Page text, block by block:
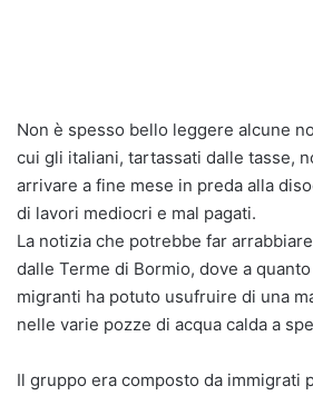
Non è spesso bello leggere alcune
cui gli italiani, tartassati dalle tasse,
arrivare a fine mese in preda alla
di lavori mediocri e mal pagati.
La notizia che potrebbe far
dalle Terme di Bormio, dove a
migranti ha potuto usufruire di una
nelle varie pozze di acqua calda a
Il gruppo era composto da immigrati